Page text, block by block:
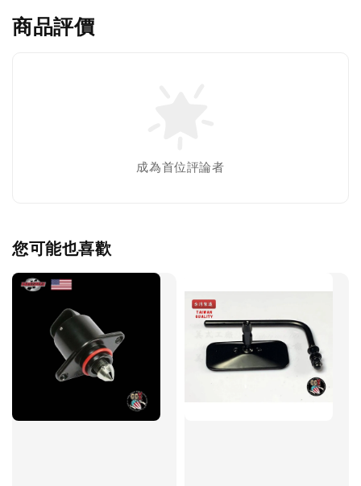
商品評價
成為首位評論者
您可能也喜歡